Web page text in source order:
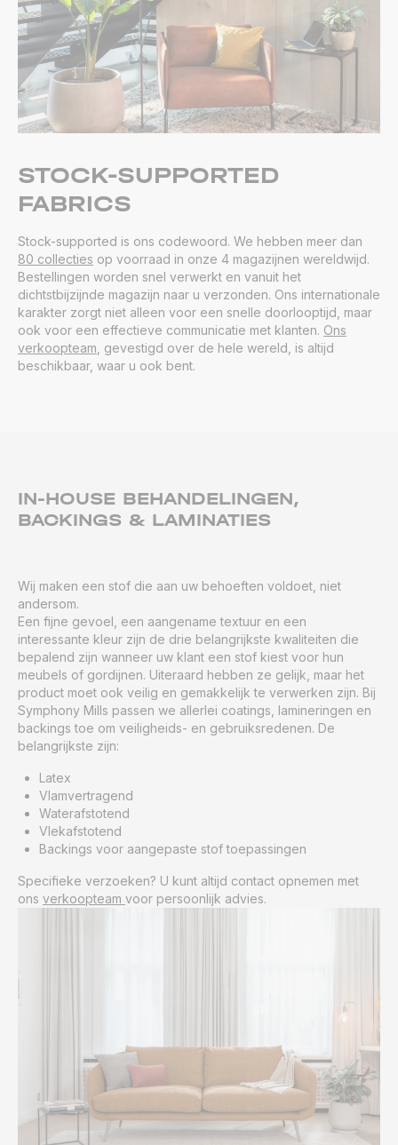
STOCK-SUPPORTED
FABRICS
Stock-supported is ons codewoord. We hebben meer dan
80 collecties op voorraad in onze 4 magazijnen wereldwijd.
Bestellingen worden snel verwerkt en vanuit het
dichtstbijzijnde magazijn naar u verzonden. Ons internationale
karakter zorgt niet alleen voor een snelle doorlooptijd, maar
ook voor een effectieve communicatie met klanten. Ons
verkoopteam , gevestigd over de hele wereld, is altijd
beschikbaar, waar u ook bent.
IN-HOUSE BEHANDELINGEN,
BACKINGS & LAMINATIES
Wij maken een stof die aan uw behoeften voldoet, niet
andersom.
Een fijne gevoel, een aangename textuur en een
interessante kleur zijn de drie belangrijkste kwaliteiten die
bepalend zijn wanneer uw klant een stof kiest voor hun
meubels of gordijnen. Uiteraard hebben ze gelijk, maar het
product moet ook veilig en gemakkelijk te verwerken zijn. Bij
Symphony Mills passen we allerlei coatings, lamineringen en
backings toe om veiligheids- en gebruiksredenen. De
belangrijkste zijn:
Latex
Vlamvertragend
Waterafstotend
Vlekafstotend
Backings voor aangepaste stof toepassingen
Specifieke verzoeken? U kunt altijd contact opnemen met
ons verkoopteam voor persoonlijk advies.